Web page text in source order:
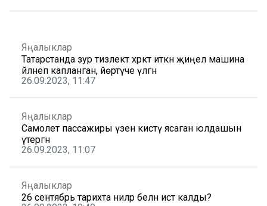
Яңалыклар
Татарстанда зур тизлектә хәрәкәт иткән җиңел машина
әйләнеп капланган, йөртүче үлгән
26.09.2023, 11:47
Яңалыклар
Самолет пассажиры үзенә кисәтү ясаган юлдашын
үтергән
26.09.2023, 11:07
Яңалыклар
26 сентябрь тарихта ниләр белән истә калды?